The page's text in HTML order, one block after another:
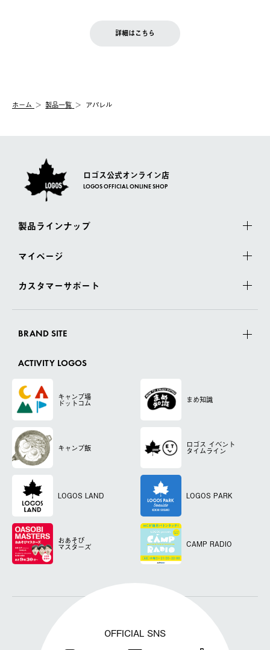
【配送業者】
佐川急便にて配送されます。
お客様都合の返品にかかる送料は、お客様ご負担とさせていただ
一度お手元の商品を返品いただき、ご希望商品を再注文してくだ
LOGOS FAMILY会員の方は、会員マイページ内 購入履歴画面に
詳細はこちら
ホーム 製品一覧 アパレル
ロゴス公式オンライン店
LOGOS OFFICIAL ONLINE SHOP
製品ラインナップ
マイページ
カスタマーサポート
BRAND SITE
ACTIVITY LOGOS
キャンプ場
ドットコム まめ知識
キャンプ飯 ロゴス イベント
タイムライン
LOGOS LAND LOGOS PARK
おあそび
マスターズ CAMP RADIO
OFFICIAL SNS